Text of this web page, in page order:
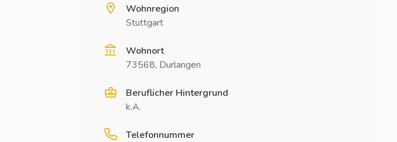
Wohnregion
Stuttgart
Wohnort
73568, Durlangen
Beruflicher Hintergrund
k.A.
Telefonnummer